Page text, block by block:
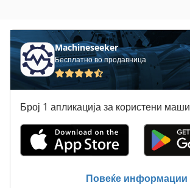
Everun
Ga 11 Ff
Gx 11 Ff
Jungheinrich Eme 12
Linde E 12
Machineseeker
Бесплатно во продавница
Број 1 апликација за користени
Повеќе информации